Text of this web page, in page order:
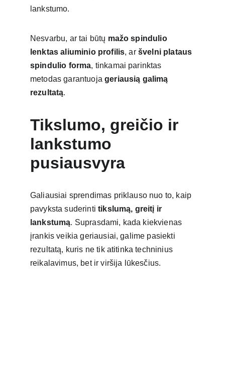
lankstumo.
Nesvarbu, ar tai būtų mažo spindulio
lenktas aliuminio profilis, ar švelni plataus
spindulio forma, tinkamai parinktas
metodas garantuoja geriausią galimą
rezultatą.
Tikslumo, greičio ir
lankstumo
pusiausvyra
Galiausiai sprendimas priklauso nuo to, kaip
pavyksta suderinti tikslumą, greitį ir
lankstumą. Suprasdami, kada kiekvienas
įrankis veikia geriausiai, galime pasiekti
rezultatą, kuris ne tik atitinka techninius
reikalavimus, bet ir viršija lūkesčius.